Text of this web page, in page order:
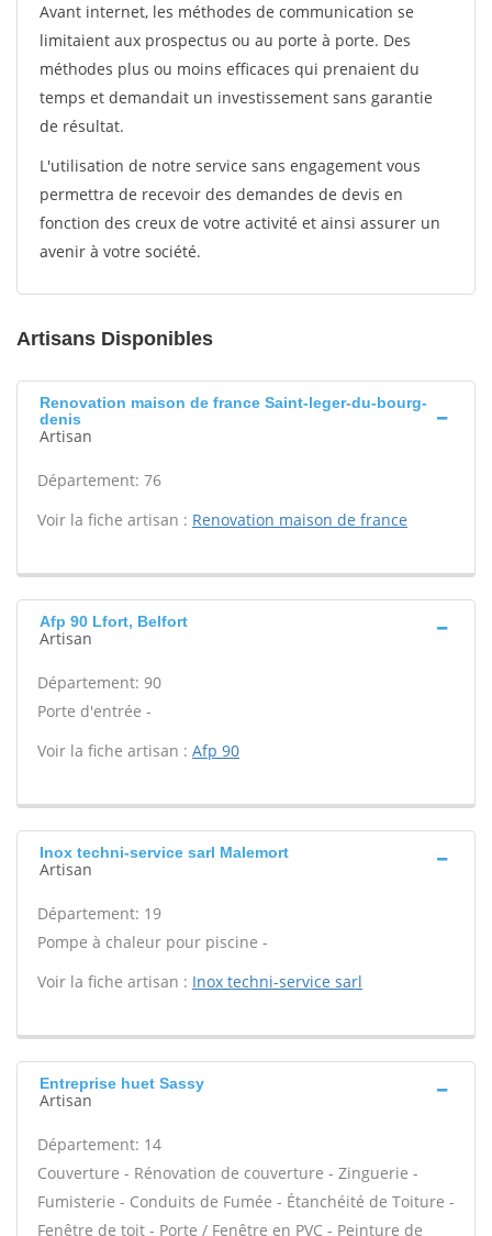
Avant internet, les méthodes de communication se
limitaient aux prospectus ou au porte à porte. Des
méthodes plus ou moins efficaces qui prenaient du
temps et demandait un investissement sans garantie
de résultat.
L'utilisation de notre service sans engagement vous
permettra de recevoir des demandes de devis en
fonction des creux de votre activité et ainsi assurer un
avenir à votre société.
Artisans Disponibles
Renovation maison de france Saint-leger-du-bourg-
denis
Artisan
Département: 76
Voir la fiche artisan : Renovation maison de france
Afp 90 Lfort, Belfort
Artisan
Département: 90
Porte d'entrée -
Voir la fiche artisan : Afp 90
Inox techni-service sarl Malemort
Artisan
Département: 19
Pompe à chaleur pour piscine -
Voir la fiche artisan : Inox techni-service sarl
Entreprise huet Sassy
Artisan
Département: 14
Couverture - Rénovation de couverture - Zinguerie -
Fumisterie - Conduits de Fumée - Étanchéité de Toiture -
Fenêtre de toit - Porte / Fenêtre en PVC - Peinture de